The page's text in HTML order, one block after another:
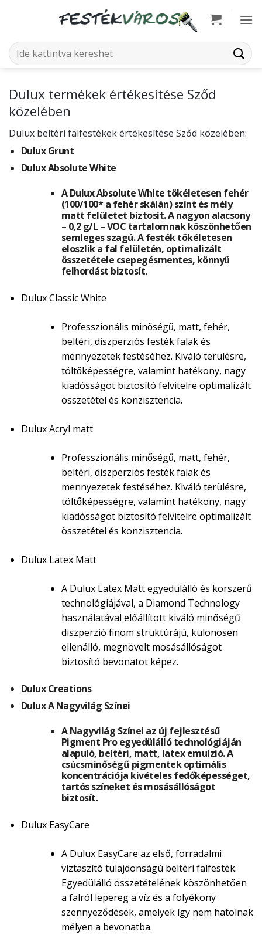
Keresés
a
Dulux termékek értékesítése Sződ
közelében
Dulux beltéri falfestékek értékesítése Sződ közelében:
Dulux Grunt
Dulux Absolute White
A Dulux Absolute White tökéletesen fehér
(100/100* a fehér skálán) színt és mély
matt felületet biztosít. A nagyon alacsony
– 0,2 g/L – VOC tartalomnak köszönhetően
semleges szagú. A festék tökéletesen
eloszlik a fal felületén, optimalizált
összetétele csepegésmentes, könnyű
felhordást biztosít.
Dulux Classic White
Professzionális minőségű, matt, fehér,
beltéri, diszperziós festék falak és
mennyezetek festéséhez. Kiváló terülésre,
töltőképességre, valamint hatékony, nagy
kiadósságot biztosító felvitelre optimalizált
összetétel és konzisztencia.
Dulux Acryl matt
Professzionális minőségű, matt, fehér,
beltéri, diszperziós festék falak és
mennyezetek festéséhez. Kiváló terülésre,
töltőképességre, valamint hatékony, nagy
kiadósságot biztosító felvitelre optimalizált
összetétel és konzisztencia.
Dulux Latex Matt
A Dulux Latex Matt egyedülálló és korszerű
technológiájával, a Diamond Technology
használatával előállított kiváló minőségű
diszperzió finom struktúrájú, különösen
ellenálló, megnövelt mosásállóságot
biztosító bevonatot képez.
Dulux Creations
Dulux A Nagyvilág Színei
A Nagyvilág Színei az új fejlesztésű
Pigment Pro egyedülálló technológiáján
alapuló, beltéri, matt, latex emulzió. A
csúcsminőségű pigmentek optimális
koncentrációja kivételes fedőképességet,
tartós színeket és mosásállóságot
biztosít.
Dulux EasyCare
A Dulux EasyCare az első, forradalmi
víztaszító tulajdonságú beltéri falfesték.
Egyedülálló összetételének köszönhetően
a falról lepereg a víz és a folyékony
szennyeződések, amelyek így nem hatolnak
mélyen a bevonatba.